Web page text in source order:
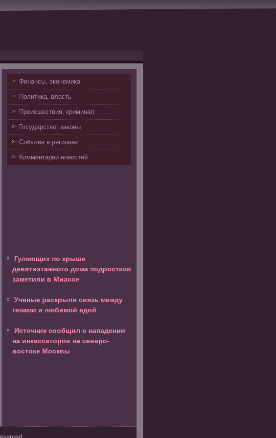
Финансы, экономика
Политика, власть
Происшествия, криминал
Государство, законы
События в регионах
Комментарии новостей
Гуляющих по крыше
девятиэтажного дома подростков
заметили в Миассе
Ученые раскрыли связь между
генами и любимой едой
Источник сообщил о нападении
на инкассаторов на северо-
востоке Москвы